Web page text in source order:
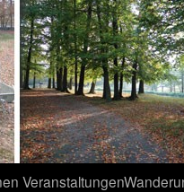
Veranstaltungen